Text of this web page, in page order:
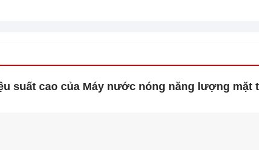
suất cao của Máy nước nóng năng lượng mặt